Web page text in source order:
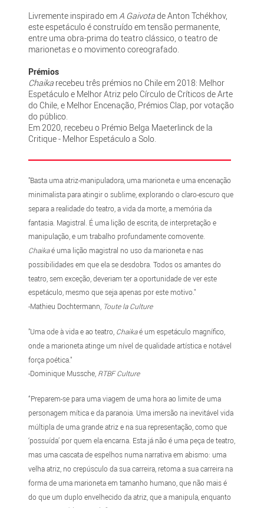
Livremente inspirado emA Gaivotade Anton Tchékhov,
este espetáculo é construído em tensão permanente,
entre uma obra-prima do teatro clássico, o teatro de
marionetas e o movimento coreografado.
Prémios
Chaika recebeu três prémios no Chile em 2018: Melhor
Espetáculo e Melhor Atriz pelo Círculo de Críticos de Arte
do Chile, e Melhor Encenação, Prémios Clap, por votação
do público.
Em 2020, recebeu o Prémio Belga Maeterlinck de la
Critique - Melhor Espetáculo a Solo.
"Basta uma atriz-manipuladora, uma marioneta e uma encenação
minimalista para atingir o sublime, explorando o claro-escuro que
separa a realidade do teatro, a vida da morte, a memória da
fantasia. Magistral. É uma lição de escrita, de interpretação e
manipulação, e um trabalho profundamente comovente.
Chaikaé uma lição magistral no uso da marioneta e nas
possibilidades em que ela se desdobra. Todos os amantes do
teatro, sem exceção, deveriam ter a oportunidade de ver este
espetáculo, mesmo que seja apenas por este motivo."
-Mathieu Dochtermann, Toute la Culture
"Uma ode à vida e ao teatro, Chaikaé um espetáculo magnífico,
onde a marioneta atinge um nível de qualidade artística e notável
força poética."
-Dominique Mussche, RTBF Culture
“Preparem-se para uma viagem de uma hora ao limite de uma
personagem mítica e da paranoia. Uma imersão na inevitável vida
múltipla de uma grande atriz e na sua representação, como que
‘possuída’ por quem ela encarna. Esta já não é uma peça de teatro,
mas uma cascata de espelhos numa narrativa em abismo: uma
velha atriz, no crepúsculo da sua carreira, retoma a sua carreira na
forma de uma marioneta em tamanho humano, que não mais é
do que um duplo envelhecido da atriz, que a manipula, enquanto